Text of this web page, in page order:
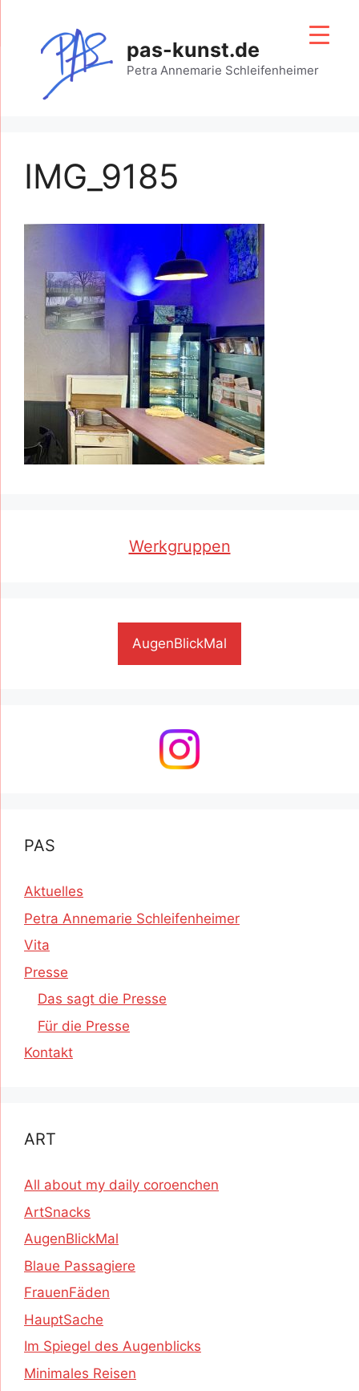
springen
pas-kunst.de
Petra Annemarie Schleifenheimer
IMG_9185
Werkgruppen
AugenBlickMal
PAS
Aktuelles
Petra Annemarie Schleifenheimer
Vita
Presse
Das sagt die Presse
Für die Presse
Kontakt
ART
All about my daily coroenchen
ArtSnacks
AugenBlickMal
Blaue Passagiere
FrauenFäden
HauptSache
Im Spiegel des Augenblicks
Minimales Reisen